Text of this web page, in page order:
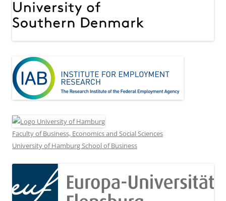
Faculty of Business, Economics and Social Sciences
University of Hamburg School of Business